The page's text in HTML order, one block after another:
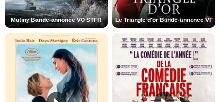
Mutiny Bande-annonce VO STFR Le Triangle d'or Bande-annonce VF